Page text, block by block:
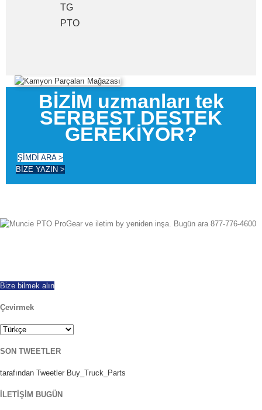
TG
PTO
BİZİM uzmanları tek
SERBEST DESTEK
GEREKİYOR?
ŞİMDİ ARA >
BİZE YAZIN >
Bize bilmek alın
Çevirmek
SON TWEETLER
tarafından Tweetler Buy_Truck_Parts
İLETİŞİM BUGÜN